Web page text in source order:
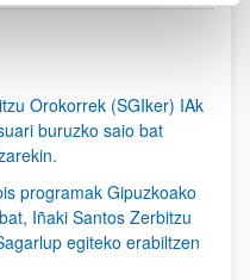
Orokorrek (SGIker) IAk
buruzko saio bat
programak Gipuzkoako
Iñaki Santos Zerbitzu
egiteko erabiltzen